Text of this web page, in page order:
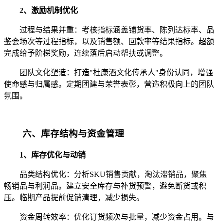
2、激励机制优化
过程与结果并重：考核指标涵盖铺货率、陈列达标率、品
鉴会场次等过程指标，以及销售额、回款率等结果指标。超额
完成给予阶梯奖励，连续落后启动帮扶或调整。
团队文化塑造：打造"杜康酒文化传承人"身份认同，增强
使命感与归属感。定期团建与荣誉表彰，营造积极向上的团队
氛围。
六、库存结构与资金管理
1、库存优化与动销
品类结构优化：分析SKU销售贡献，淘汰滞销品，聚焦
畅销品与利润品。建立安全库存与补货预警，避免断货或积
压。临期产品提前促销清理，减少损失。
资金周转效率：优化订货频次与批量，减少资金占用。与